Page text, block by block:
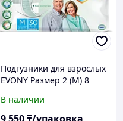
Подгузники для взрослых
EVONY Размер 2 (M) 8
В наличии